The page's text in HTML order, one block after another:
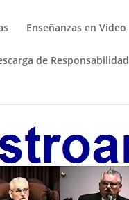
Enseñanzas en Video
de Responsabilidad